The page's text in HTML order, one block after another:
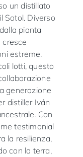
un distillato
Sotol. Diverso
pianta
cresce
estreme.
lotti, questo
generazione
distiller Iván
Con
testimonial
la resilienza,
con la terra,